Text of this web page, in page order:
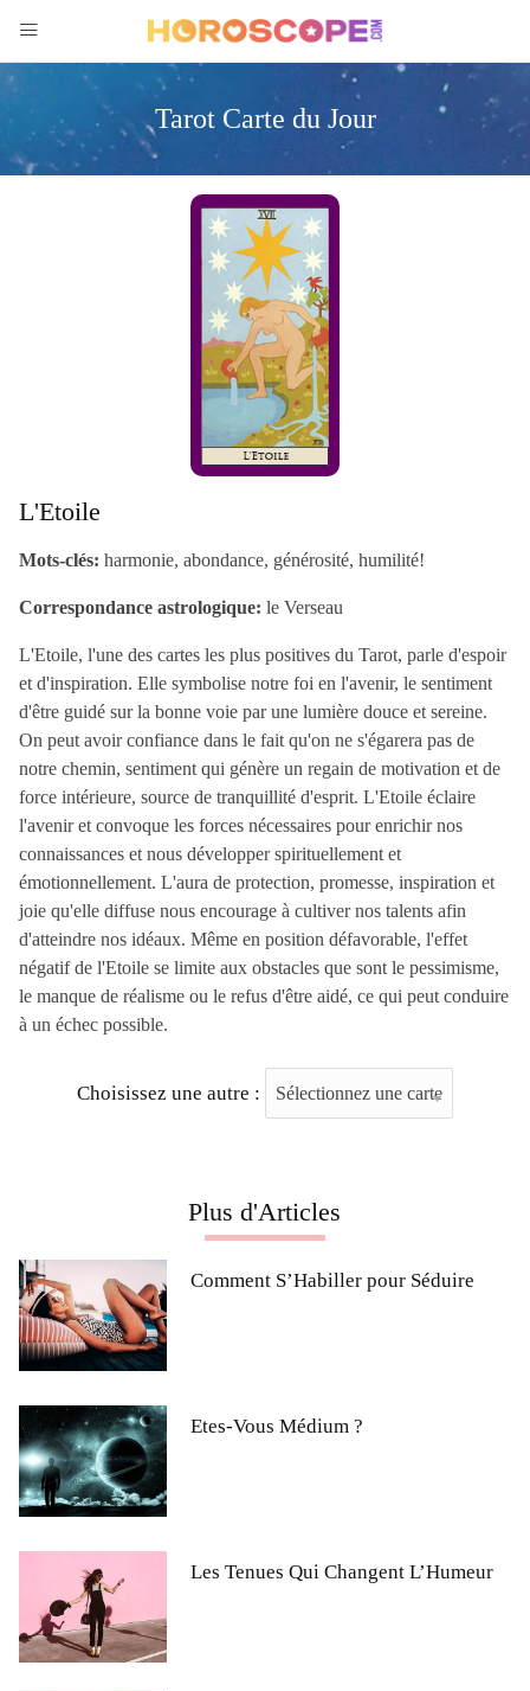
Tarot Carte du Jour
L'Etoile
Mots-clés: harmonie, abondance, générosité, humilité!
Correspondance astrologique: le Verseau
L'Etoile, l'une des cartes les plus positives du Tarot, parle d'espoir
et d'inspiration. Elle symbolise notre foi en l'avenir, le sentiment
d'être guidé sur la bonne voie par une lumière douce et sereine.
On peut avoir confiance dans le fait qu'on ne s'égarera pas de
notre chemin, sentiment qui génère un regain de motivation et de
force intérieure, source de tranquillité d'esprit. L'Etoile éclaire
l'avenir et convoque les forces nécessaires pour enrichir nos
connaissances et nous développer spirituellement et
émotionnellement. L'aura de protection, promesse, inspiration et
joie qu'elle diffuse nous encourage à cultiver nos talents afin
d'atteindre nos idéaux. Même en position défavorable, l'effet
négatif de l'Etoile se limite aux obstacles que sont le pessimisme,
le manque de réalisme ou le refus d'être aidé, ce qui peut conduire
à un échec possible.
Choisissez une autre :
Plus d'Articles
Comment S’Habiller pour Séduire
Etes-Vous Médium ?
Les Tenues Qui Changent L’Humeur